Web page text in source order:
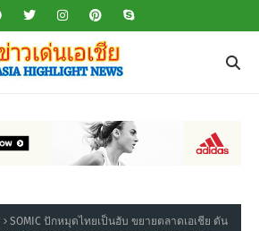
SOMIC ปักหมุดไทยเป็นฮับ ขยายตลาดเอเชีย ดัน